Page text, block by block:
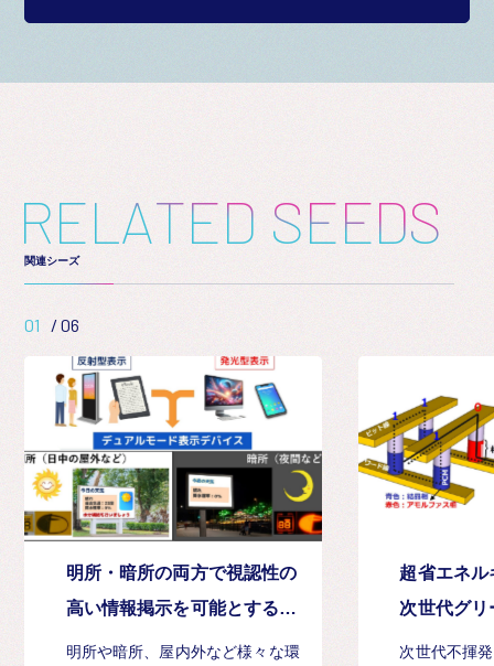
REL ATED SEEDS
関連シーズ
01 /06
明所・暗所の両方で視認性の
高い情報掲示を可能とする電
気化学表示デバイスとその発
明所や暗所、屋内外など様々な環
超省エネ
次世代グ
化メモリの
次世代不揮